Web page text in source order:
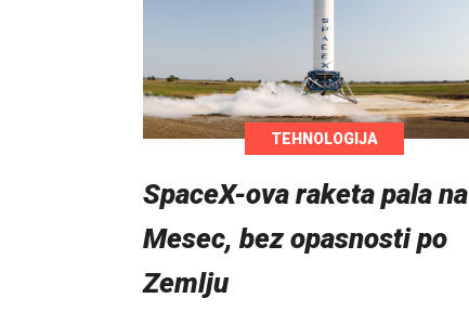
TEHNOLOGIJA
SpaceX-ova raketa pala na
Mesec, bez opasnosti po
Zemlju